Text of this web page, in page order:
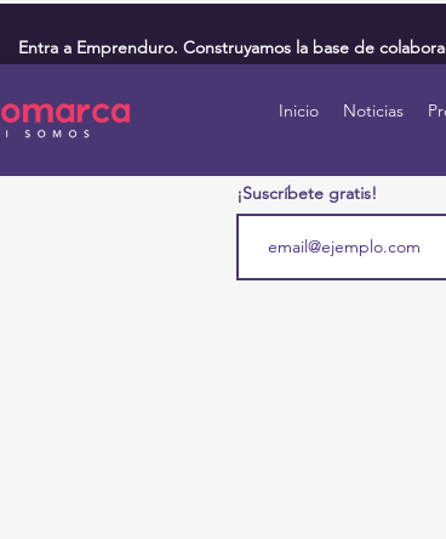
Entra a Emprenduro. Construyamos la base de
Inicio Noticias
¡Suscríbete gratis!